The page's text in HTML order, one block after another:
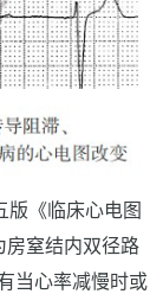
版《临床心电图
窒结内双径路
当心率减慢时或